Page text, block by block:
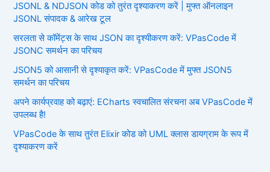
JSONL & NDJSON कोड को तुरंत दृश्याकरण करें | मुफ्त ऑनलाइन
JSONL संपादक & आरेख टूल
सरलता से कॉमेंट्स के साथ JSON का दृश्यीकरण करें: VPasCode में
JSONC समर्थन का परिचय
JSON5 को आसानी से दृश्याकृत करें: VPasCode में मुफ्त JSON5
समर्थन का परिचय
अपने कार्यप्रवाह को बढ़ाएं: ECharts स्वचालित संरचना अब VPasCode में
उपलब्ध है!
VPasCode के साथ तुरंत Elixir कोड को UML क्लास डायग्राम के रूप में
दृश्याकरण करें